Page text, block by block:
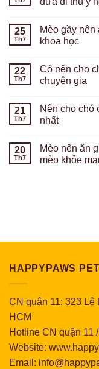
25
Th7
Mèo gầy nên
khoa học
22
Th7
Có nên cho
chuyên gia
21
Th7
Nên cho chó
nhất
20
Th7
Mèo nên ăn
mèo khỏe
HAPPYPAWS
CN quận 11: 323
HCM
Hotline CN quận 11
Website:
Email: